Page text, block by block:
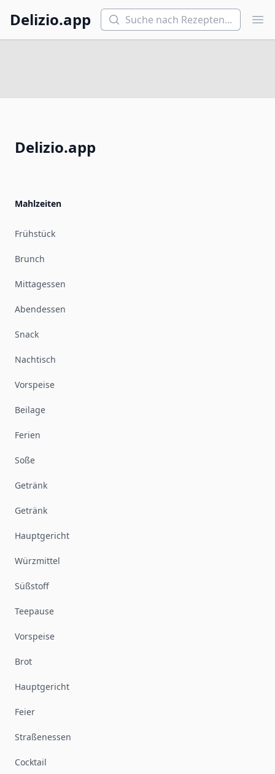
Delizio.app Suchen
Delizio.app
Mahlzeiten
Frühstück
Brunch
Mittagessen
Abendessen
Snack
Nachtisch
Vorspeise
Beilage
Ferien
Soße
Getränk
Getränk
Hauptgericht
Würzmittel
Süßstoff
Teepause
Vorspeise
Brot
Hauptgericht
Feier
Straßenessen
Cocktail